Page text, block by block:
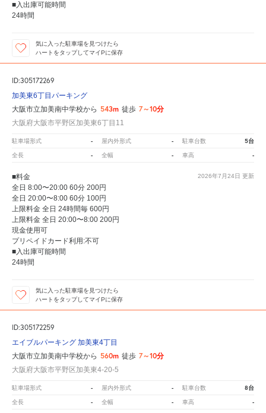
■入出庫可能時間
24時間
気に入った駐車場を見つけたら
ハートをタップしてマイPに保存
ID:305172269
加美東6丁目パーキング
大阪市立加美南中学校から 543m 徒歩 7～10分
大阪府大阪市平野区加美東6丁目11
駐車場形式 - 屋内外形式 - 駐車台数 5台
全長 - 全幅 - 車高 -
2026年7月24日 更新
■料金
全日 8:00〜20:00 60分 200円
全日 20:00〜8:00 60分 100円
上限料金 全日 24時間毎 600円
上限料金 全日 20:00〜8:00 200円
現金使用可
プリペイドカード利用:不可
■入出庫可能時間
24時間
気に入った駐車場を見つけたら
ハートをタップしてマイPに保存
ID:305172259
エイブルパーキング 加美東4丁目
大阪市立加美南中学校から 560m 徒歩 7～10分
大阪府大阪市平野区加美東4-20-5
駐車場形式 - 屋内外形式 - 駐車台数 8台
全長 - 全幅 - 車高 -